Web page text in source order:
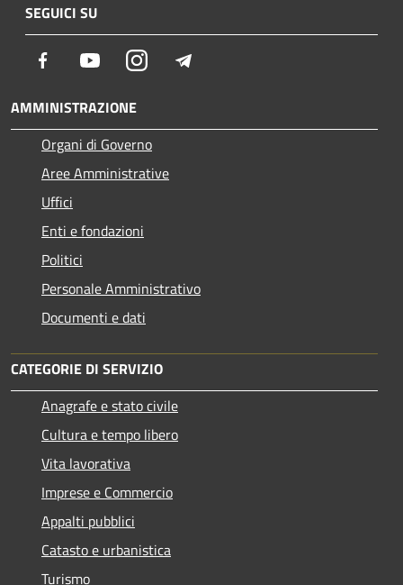
SEGUICI SU
Facebook YoutubeInstagram
AMMINISTRAZIONE
Organi di Governo
Aree Amministrative
Uffici
Enti e fondazioni
Politici
Personale Amministrativo
Documenti e dati
CATEGORIE DI SERVIZIO
Anagrafe e stato civile
Cultura e tempo libero
Vita lavorativa
Imprese e Commercio
Appalti pubblici
Catasto e urbanistica
Turismo